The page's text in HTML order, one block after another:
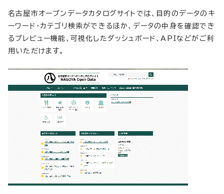
名古屋市オープンデータカタログサイトでは、目的のデータのキ
ーワード・カテゴリ検索ができるほか、データの中身を確認でき
るプレビュー機能、可視化したダッシュボード、APIなどがご利
用いただけます。